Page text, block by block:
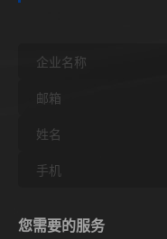
您需要的服务